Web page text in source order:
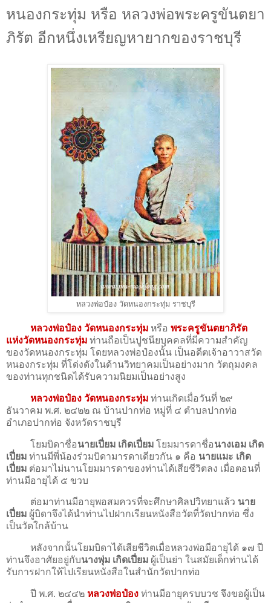
หนองกระทุ่ม หรือ หลวงพ่อพระครูขันตยา
ภิรัต อีกหนึ่งเหรียญหายากของราชบุรี
หลวงพ่อป๋อง วัดหนองกระทุ่ม ราชบุรี
หลวงพ่อป๋อง วัดหนองกระทุ่ม หรือ พระครูขันตยาภิรัต
แห่งวัดหนองกระทุ่ม ท่านถือเป็นปูชนียบุคคลที่มีความสำคัญ
ของวัดหนองกระทุ่ม โดยหลวงพ่อป๋องนั้น เป็นอดีตเจ้าอาวาสวัด
หนองกระทุ่ม ที่โด่งดังในด้านวิทยาคมเป็นอย่างมาก วัตถุมงคล
ของท่านทุกชนิดได้รับความนิยมเป็นอย่างสูง
หลวงพ่อป๋อง วัดหนองกระทุ่ม ท่านเกิดเมื่อวันที่ ๒๙
ธันวาคม พ.ศ. ๒๔๒๒ ณ บ้านปากท่อ หมู่ที่ ๔ ตำบลปากท่อ
อำเภอปากท่อ จังหวัดราชบุรี
โยมบิดาชื่อนายเปี่ยม เกิดเปี่ยม โยมมารดาชื่อนางเอม เกิด
เปี่ยม ท่านมีพี่น้องร่วมบิดามารดาเดียวกัน ๑ คือ นายแมะ เกิด
เปี่ยม ต่อมาไม่นานโยมมารดาของท่านได้เสียชีวิตลง เมื่อตอนที่
ท่านมีอายุได้ ๕ ขวบ
ต่อมาท่านมีอายุพอสมควรที่จะศึกษาศิลปวิทยาแล้ว นาย
เปี่ยม ผู้บิดาจึงได้นำท่านไปฝากเรียนหนังสือวัดที่วัดปากท่อ ซึ่ง
เป็นวัดใกล้บ้าน
หลังจากนั้นโยมบิดาได้เสียชีวิตเมื่อหลวงพ่อมีอายุได้ ๑๗ ปี
ท่านจึงอาศัยอยู่กับนางพุ่ม เกิดเปี่ยม ผู้เป็นย่า ในสมัยเด็กท่านได้
รับการฝากให้ไปเรียนหนังสือในสำนักวัดปากท่อ
ปี พ.ศ. ๒๔๔๒ หลวงพ่อป๋อง ท่านมีอายุครบบวช จึงขอผู้เป็น